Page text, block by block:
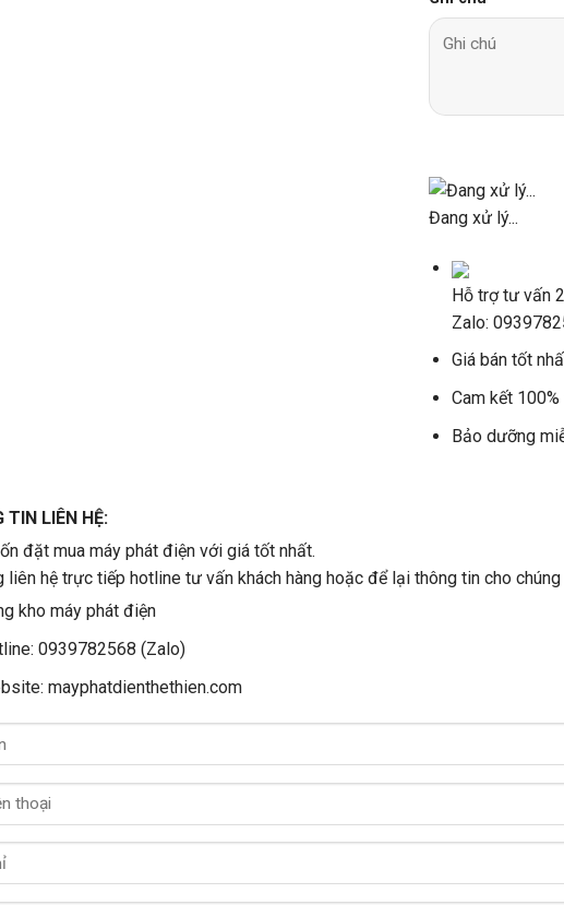
Đang xử lý...
Hỗ trợ tư vấn
Zalo:
Giá bán tốt
Cam kết
Bảo dưỡng
TIN LIÊN HỆ:
đặt mua máy phát điện với giá tốt nhất.
liên hệ trực tiếp hotline tư vấn khách hàng hoặc để lại thông tin cho chúng
kho máy phát điện
0939782568 (Zalo)
mayphatdienthethien.com